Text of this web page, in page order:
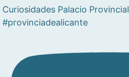
Curiosidades Palacio Provincial
#provinciadealicante